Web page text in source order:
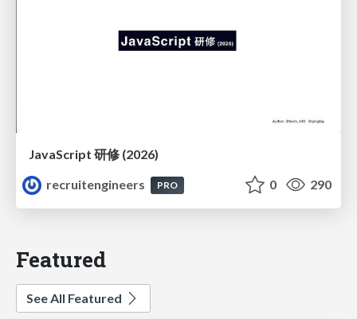
JavaScript 研修 (2026)
recruitengineers
PRO 0 290
Featured
See All Featured